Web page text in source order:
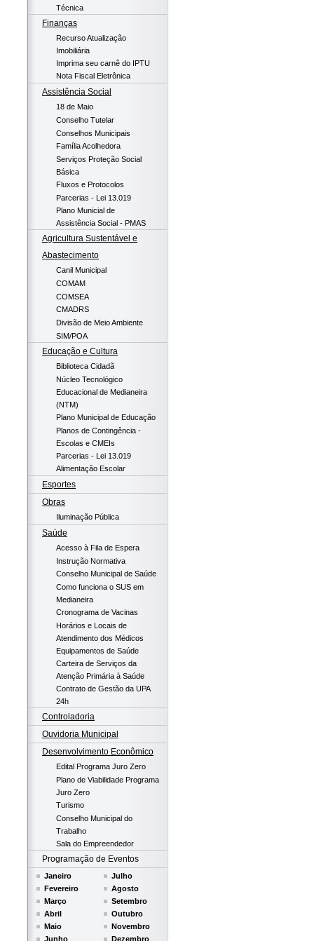
Técnica
Finanças
Recurso Atualização
Imobiliária
Imprima seu carnê do IPTU
Nota Fiscal Eletrônica
Assistência Social
18 de Maio
Conselho Tutelar
Conselhos Municipais
Família Acolhedora
Serviços Proteção Social
Básica
Fluxos e Protocolos
Parcerias - Lei 13.019
Plano Municial de
Assistência Social - PMAS
Agricultura Sustentável e
Abastecimento
Canil Municipal
COMAM
COMSEA
CMADRS
Divisão de Meio Ambiente
SIM/POA
Educação e Cultura
Biblioteca Cidadã
Núcleo Tecnológico
Educacional de Medianeira
(NTM)
Plano Municipal de Educação
Planos de Contingência -
Escolas e CMEIs
Parcerias - Lei 13.019
Alimentação Escolar
Esportes
Obras
Iluminação Pública
Saúde
Acesso à Fila de Espera
Instrução Normativa
Conselho Municipal de Saúde
Como funciona o SUS em
Medianeira
Cronograma de Vacinas
Horários e Locais de
Atendimento dos Médicos
Equipamentos de Saúde
Carteira de Serviços da
Atenção Primária à Saúde
Contrato de Gestão da UPA
24h
Controladoria
Ouvidoria Municipal
Desenvolvimento Econômico
Edital Programa Juro Zero
Plano de Viabilidade Programa
Juro Zero
Turismo
Conselho Municipal do
Trabalho
Sala do Empreendedor
Programação de Eventos
Janeiro
Fevereiro
Março
Abril
Maio
Junho
Julho
Agosto
Setembro
Outubro
Novembro
Dezembro